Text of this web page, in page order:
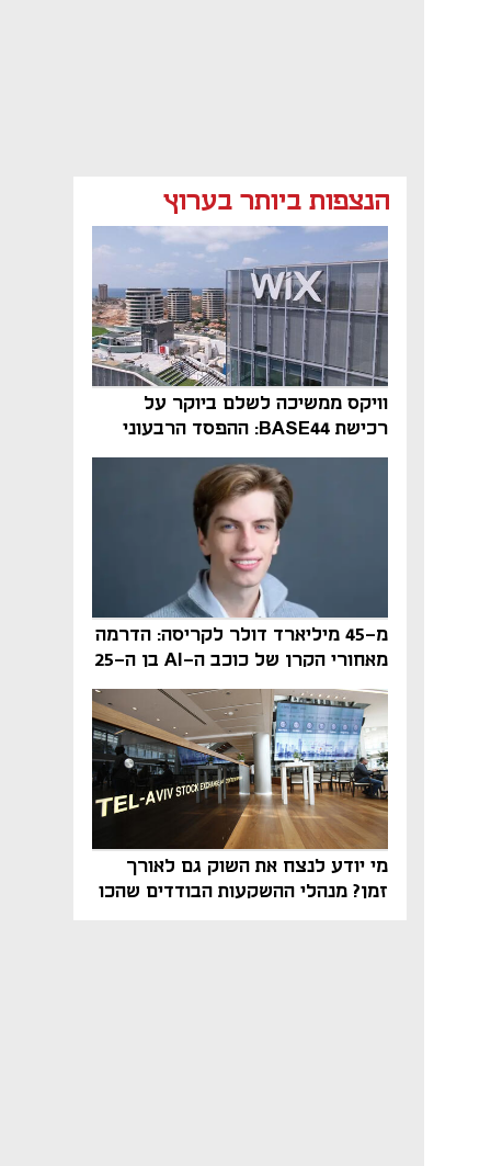
הנצפות ביותר בערוץ
וויקס ממשיכה לשלם ביוקר על
רכישת BASE44: ההפסד הרבעוני
זינק ל-76 מיליון דולר
מ-45 מיליארד דולר לקריסה: הדרמה
מאחורי הקרן של כוכב ה-AI בן ה-25
מי יודע לנצח את השוק גם לאורך
זמן? מנהלי ההשקעות הבודדים שהכו